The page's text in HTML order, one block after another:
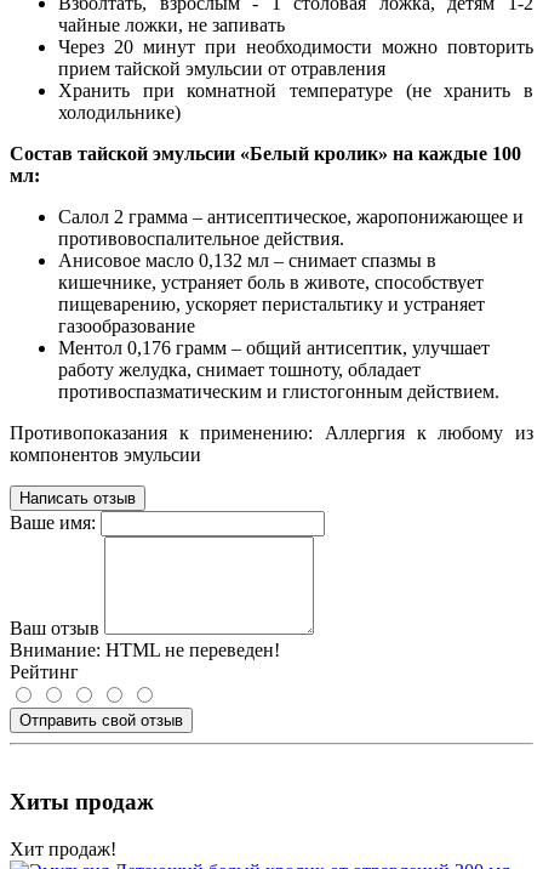
чайные ложки, не запивать
Через 20 минут при необходимости можно повторить
прием тайской эмульсии от отравления
Хранить при комнатной температуре (не хранить в
холодильнике)
Состав тайской эмульсии «Белый кролик» на каждые 100
мл:
Салол 2 грамма – антисептическое, жаропонижающее и
противовоспалительное действия.
Анисовое масло 0,132 мл – снимает спазмы в
кишечнике, устраняет боль в животе, способствует
пищеварению, ускоряет перистальтику и устраняет
газообразование
Ментол 0,176 грамм – общий антисептик, улучшает
работу желудка, снимает тошноту, обладает
противоспазматическим и глистогонным действием.
Противопоказания к применению: Аллергия к любому из
компонентов эмульсии
Написать отзыв
Ваше имя:
Ваш отзыв
Внимание: HTML не переведен!
Рейтинг
Отправить свой отзыв
Хиты продаж
Хит продаж!